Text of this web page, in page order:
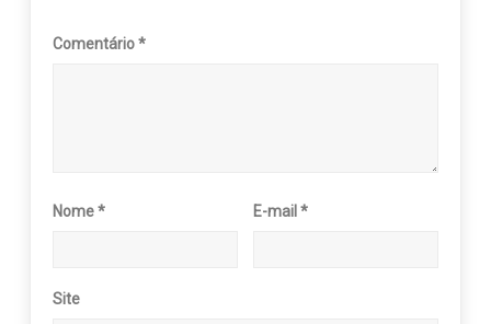
Comentário*
Nome* E-mail*
Site